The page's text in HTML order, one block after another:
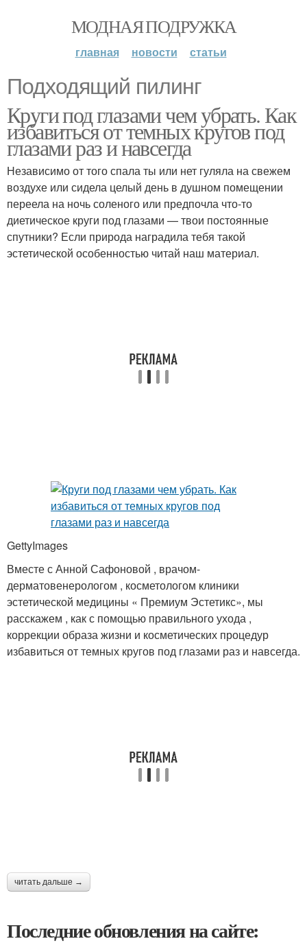
МОДНАЯ ПОДРУЖКА
главная новости статьи
Подходящий пилинг
Круги под глазами чем убрать. Как
избавиться от темных кругов под
глазами раз и навсегда
Независимо от того спала ты или нет гуляла на свежем
воздухе или сидела целый день в душном помещении
переела на ночь соленого или предпочла что-то
диетическое круги под глазами — твои постоянные
спутники? Если природа наградила тебя такой
эстетической особенностью читай наш материал.
GettyImages
Вместе с Анной Сафоновой , врачом-
дерматовенерологом , косметологом клиники
эстетической медицины « Премиум Эстетикс», мы
расскажем , как с помощью правильного ухода ,
коррекции образа жизни и косметических процедур
избавиться от темных кругов под глазами раз и навсегда.
читать дальше →
Последние обновления на сайте: